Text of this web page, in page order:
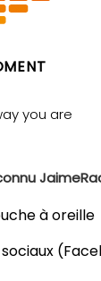
à oreille